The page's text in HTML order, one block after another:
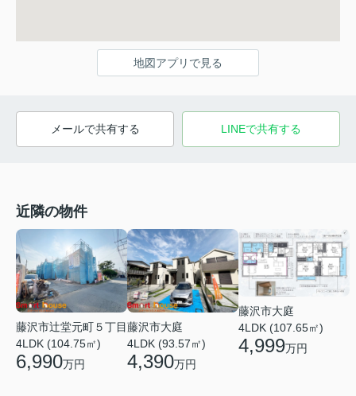
地図アプリで見る
メールで共有する LINEで共有する
近隣の物件
藤沢市辻堂元町５丁目
4LDK (104.75㎡)
6,990万円
藤沢市大庭
4LDK (93.57㎡)
4,390万円
藤沢市大庭
4LDK (107.65㎡)
4,999万円